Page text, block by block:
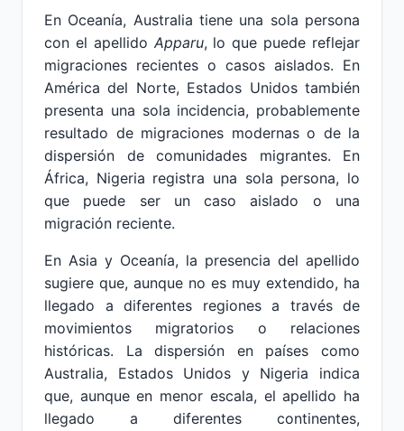
En Oceanía, Australia tiene una sola persona
con el apellido Apparu, lo que puede reflejar
migraciones recientes o casos aislados. En
América del Norte, Estados Unidos también
presenta una sola incidencia, probablemente
resultado de migraciones modernas o de la
dispersión de comunidades migrantes. En
África, Nigeria registra una sola persona, lo
que puede ser un caso aislado o una
migración reciente.
En Asia y Oceanía, la presencia del apellido
sugiere que, aunque no es muy extendido, ha
llegado a diferentes regiones a través de
movimientos migratorios o relaciones
históricas. La dispersión en países como
Australia, Estados Unidos y Nigeria indica
que, aunque en menor escala, el apellido ha
llegado a diferentes continentes,